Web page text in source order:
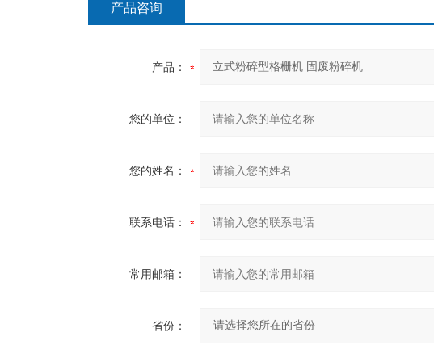
产品咨询
产品：
您的单位：
您的姓名：
联系电话：
常用邮箱：
省份：